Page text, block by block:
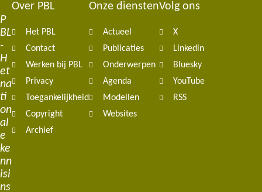
P
BL
-
H
et
na
ti
on
al
e
ke
nn
isi
ns
Footer
navigation
Over PBL
Het PBL
Contact
Werken bij PBL
Privacy
Toegankelijkheid
Copyright
Archief
Onze diensten
Actueel
Publicaties
Onderwerpen
Agenda
Modellen
Websites
Volg ons
X
Linkedin
Bluesky
YouTube
RSS